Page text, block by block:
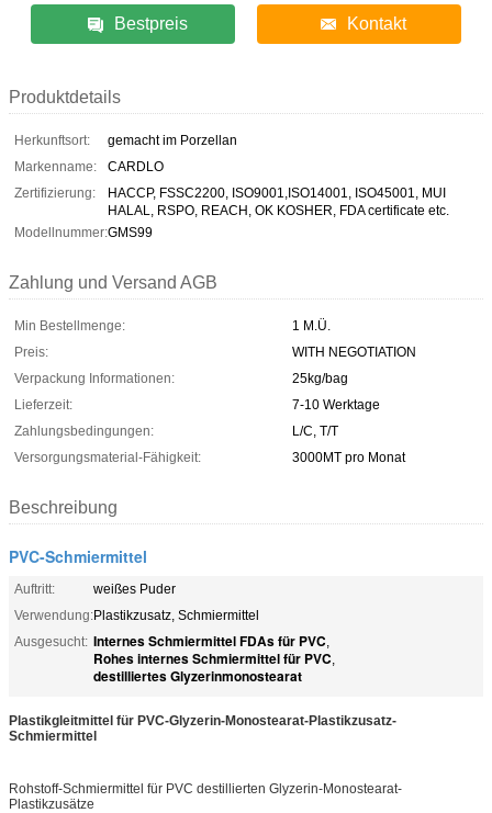
Bestpreis Kontakt
Produktdetails
Herkunftsort:
gemacht im Porzellan
Markenname:
CARDLO
Zertifizierung:
HACCP, FSSC2200, ISO9001,ISO14001, ISO45001, MUI
HALAL, RSPO, REACH, OK KOSHER, FDA certificate etc.
Modellnummer:GMS99
Zahlung und Versand AGB
Min Bestellmenge:
1 M.Ü.
Preis:
WITH NEGOTIATION
Verpackung Informationen:
25kg/bag
Lieferzeit:
7-10 Werktage
Zahlungsbedingungen:
L/C, T/T
Versorgungsmaterial-Fähigkeit:
3000MT pro Monat
Beschreibung
PVC-Schmiermittel
Auftritt:
weißes Puder
Verwendung:Plastikzusatz, Schmiermittel
Ausgesucht: Internes Schmiermittel FDAs für PVC,
Rohes internes Schmiermittel für PVC,
destilliertes Glyzerinmonostearat
Plastikgleitmittel für PVC-Glyzerin-Monostearat-Plastikzusatz-
Schmiermittel
Rohstoff-Schmiermittel für PVC destillierten Glyzerin-Monostearat-
Plastikzusätze